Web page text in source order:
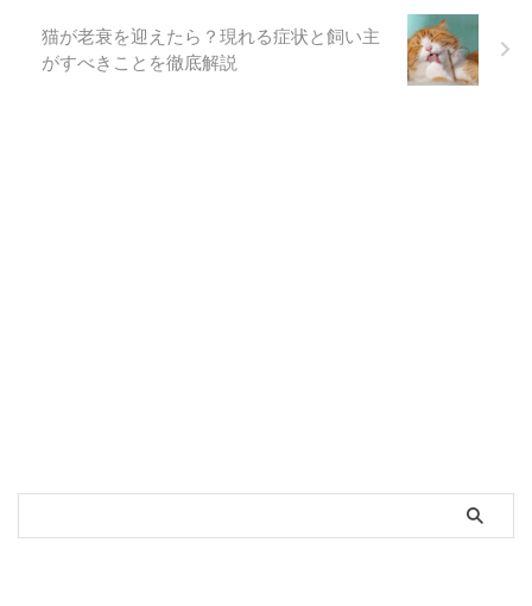
猫が老衰を迎えたら？現れる症状と飼い主
がすべきことを徹底解説